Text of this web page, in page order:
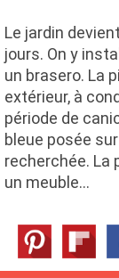
Le jardin
jours. On y
un brasero. La
extérieur, à
période de
bleue posée
recherchée. La
un meuble…